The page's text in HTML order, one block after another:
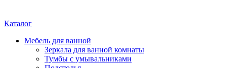
Каталог
Мебель для ванной
Зеркала для ванной комнаты
Тумбы с умывальниками